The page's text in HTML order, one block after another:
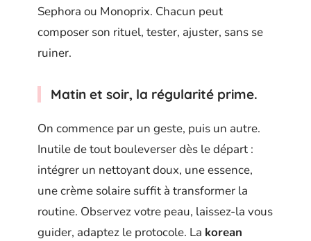
Sephora ou Monoprix. Chacun peut
composer son rituel, tester, ajuster, sans se
ruiner.
Matin et soir, la régularité prime.
On commence par un geste, puis un autre.
Inutile de tout bouleverser dès le départ :
intégrer un nettoyant doux, une essence,
une crème solaire suffit à transformer la
routine. Observez votre peau, laissez-la vous
guider, adaptez le protocole. La korean